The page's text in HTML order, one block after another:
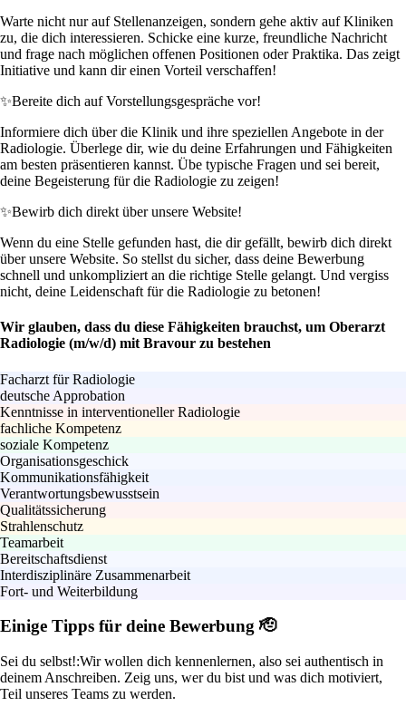
Warte nicht nur auf Stellenanzeigen, sondern gehe aktiv auf Kliniken
zu, die dich interessieren. Schicke eine kurze, freundliche Nachricht
und frage nach möglichen offenen Positionen oder Praktika. Das zeigt
Initiative und kann dir einen Vorteil verschaffen!
✨Bereite dich auf Vorstellungsgespräche vor!
Informiere dich über die Klinik und ihre speziellen Angebote in der
Radiologie. Überlege dir, wie du deine Erfahrungen und Fähigkeiten
am besten präsentieren kannst. Übe typische Fragen und sei bereit,
deine Begeisterung für die Radiologie zu zeigen!
✨Bewirb dich direkt über unsere Website!
Wenn du eine Stelle gefunden hast, die dir gefällt, bewirb dich direkt
über unsere Website. So stellst du sicher, dass deine Bewerbung
schnell und unkompliziert an die richtige Stelle gelangt. Und vergiss
nicht, deine Leidenschaft für die Radiologie zu betonen!
Wir glauben, dass du diese Fähigkeiten brauchst, um Oberarzt
Radiologie (m/w/d) mit Bravour zu bestehen
Facharzt für Radiologie
deutsche Approbation
Kenntnisse in interventioneller Radiologie
fachliche Kompetenz
soziale Kompetenz
Organisationsgeschick
Kommunikationsfähigkeit
Verantwortungsbewusstsein
Qualitätssicherung
Strahlenschutz
Teamarbeit
Bereitschaftsdienst
Interdisziplinäre Zusammenarbeit
Fort- und Weiterbildung
Einige Tipps für deine Bewerbung 🫡
Sei du selbst!:Wir wollen dich kennenlernen, also sei authentisch in
deinem Anschreiben. Zeig uns, wer du bist und was dich motiviert,
Teil unseres Teams zu werden.